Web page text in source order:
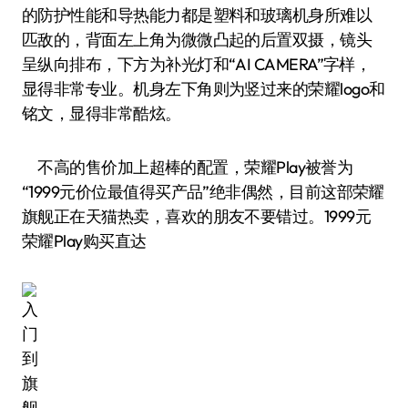
的防护性能和导热能力都是塑料和玻璃机身所难以
匹敌的，背面左上角为微微凸起的后置双摄，镜头
呈纵向排布，下方为补光灯和“AI CAMERA”字样，
显得非常专业。机身左下角则为竖过来的荣耀logo和
铭文，显得非常酷炫。
不高的售价加上超棒的配置，荣耀Play被誉为
“1999元价位最值得买产品”绝非偶然，目前这部荣耀
旗舰正在天猫热卖，喜欢的朋友不要错过。1999元
荣耀Play购买直达